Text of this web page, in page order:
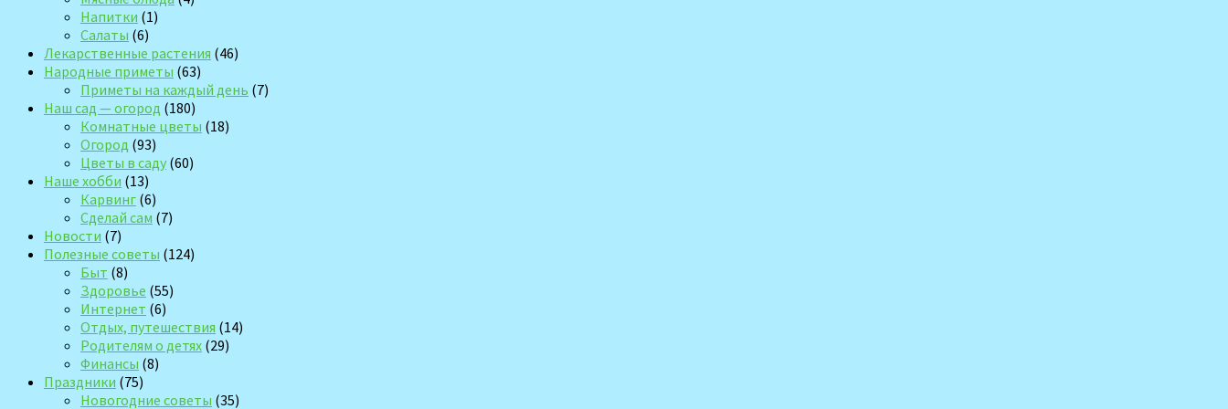
Напитки (1)
Салаты (6)
Лекарственные растения (46)
Народные приметы (63)
Приметы на каждый день (7)
Наш сад — огород (180)
Комнатные цветы (18)
Огород (93)
Цветы в саду (60)
Наше хобби (13)
Карвинг (6)
Сделай сам (7)
Новости (7)
Полезные советы (124)
Быт (8)
Здоровье (55)
Интернет (6)
Отдых, путешествия (14)
Родителям о детях (29)
Финансы (8)
Праздники (75)
Новогодние советы (35)